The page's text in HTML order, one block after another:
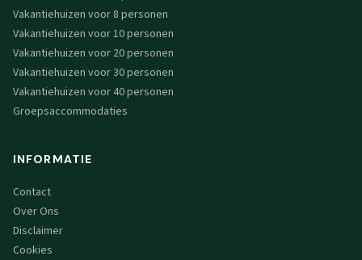
Vakantiehuizen voor 8 personen
Vakantiehuizen voor 10 personen
Vakantiehuizen voor 20 personen
Vakantiehuizen voor 30 personen
Vakantiehuizen voor 40 personen
Groepsaccommodaties
INFORMATIE
Contact
Over Ons
Disclaimer
Cookies